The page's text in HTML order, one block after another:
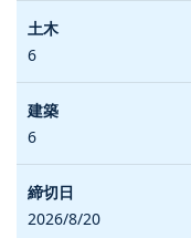
6
6
2026/8/20